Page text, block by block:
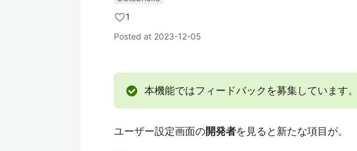
1
Posted at 2023-12-05
本機能ではフィードバックを募集しています。
ユーザー設定画面の開発者を見ると新たな項目が。